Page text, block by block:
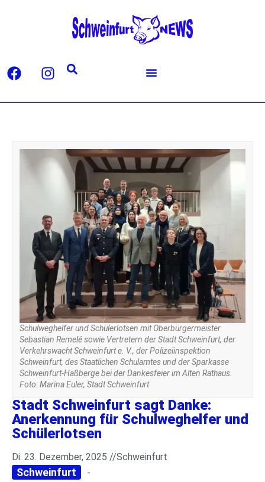
Schulweghelfer und Schülerlotsen mit Oberbürgermeister
Sebastian Remelé sowie Vertretern der Stadt Schweinfurt, der
Verkehrswacht Schweinfurt e. V., der Polizeiinspektion
Schweinfurt, des Staatlichen Schulamtes und der Sparkasse
Schweinfurt-Haßberge bei der Dankesfeier im Alten Rathaus.
Foto: Marina Euler, Stadt Schweinfurt
Stadt Schweinfurt sagt Danke:
Anerkennung für Schulweghelfer und
Schülerlotsen
Di. 23. Dezember, 2025 //Schweinfurt
Schweinfurt
-